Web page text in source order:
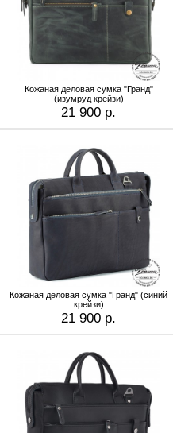
Кожаная деловая сумка "Гранд"
(изумруд крейзи)
21 900 р.
Кожаная деловая сумка "Гранд" (синий
крейзи)
21 900 р.